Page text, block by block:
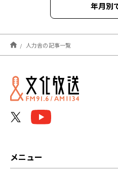
年月別
2022年10月
2021年06月
人力舎の記事一覧
メニュー